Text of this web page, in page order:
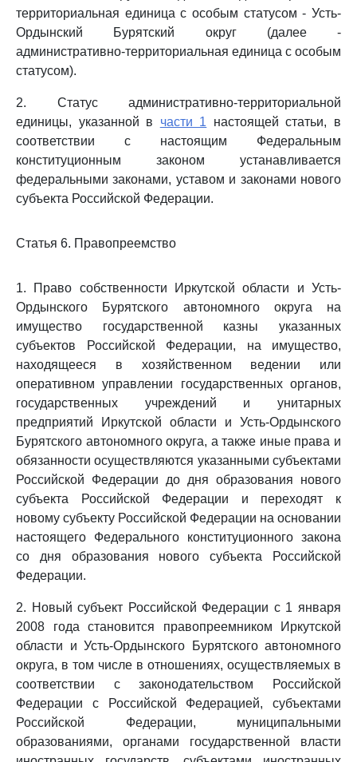
территориальная единица с особым статусом - Усть-
Ордынский Бурятский округ (далее -
административно-территориальная единица с особым
статусом).
2. Статус административно-территориальной
единицы, указанной в части 1 настоящей статьи, в
соответствии с настоящим Федеральным
конституционным законом устанавливается
федеральными законами, уставом и законами нового
субъекта Российской Федерации.
Статья 6. Правопреемство
1. Право собственности Иркутской области и Усть-
Ордынского Бурятского автономного округа на
имущество государственной казны указанных
субъектов Российской Федерации, на имущество,
находящееся в хозяйственном ведении или
оперативном управлении государственных органов,
государственных учреждений и унитарных
предприятий Иркутской области и Усть-Ордынского
Бурятского автономного округа, а также иные права и
обязанности осуществляются указанными субъектами
Российской Федерации до дня образования нового
субъекта Российской Федерации и переходят к
новому субъекту Российской Федерации на основании
настоящего Федерального конституционного закона
со дня образования нового субъекта Российской
Федерации.
2. Новый субъект Российской Федерации с 1 января
2008 года становится правопреемником Иркутской
области и Усть-Ордынского Бурятского автономного
округа, в том числе в отношениях, осуществляемых в
соответствии с законодательством Российской
Федерации с Российской Федерацией, субъектами
Российской Федерации, муниципальными
образованиями, органами государственной власти